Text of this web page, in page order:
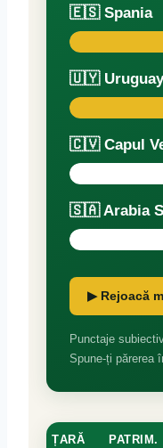
🇪🇸 Spania
🇺🇾 Uruguay
🇨🇻 Capul
🇸🇦 Arabia
▶ Rejoacă
Punctaje
Spune-ți părerea
ȚARĂ PATRIM.